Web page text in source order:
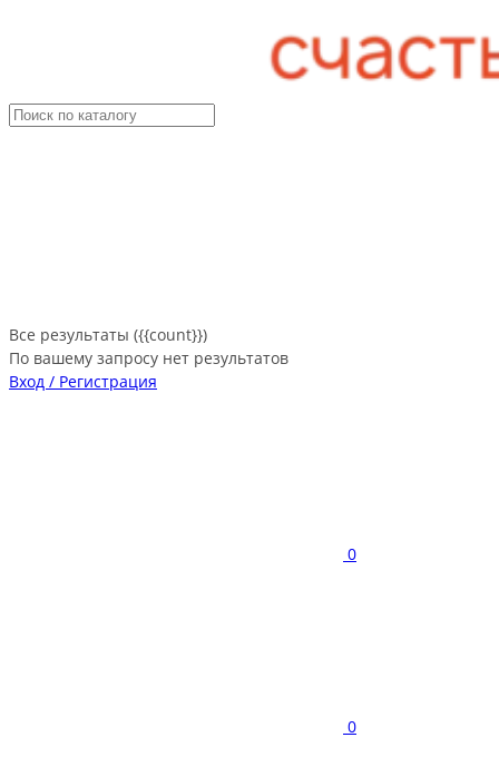
Все результаты ({{count}})
По вашему запросу нет результатов
Вход / Регистрация
0
0